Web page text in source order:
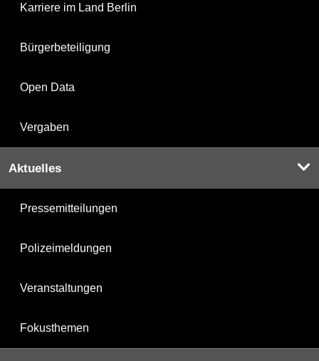
Karriere im Land Berlin
Bürgerbeteiligung
Open Data
Vergaben
Aktuelles
Pressemitteilungen
Polizeimeldungen
Veranstaltungen
Fokusthemen